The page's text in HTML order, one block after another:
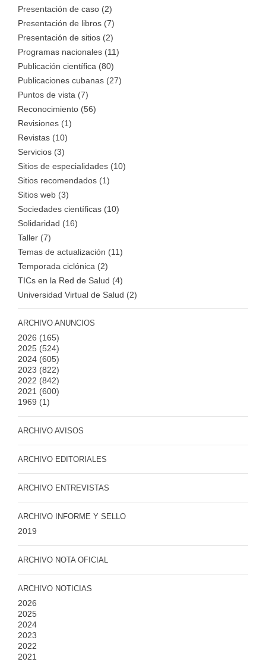
Presentación de caso (2)
Presentación de libros (7)
Presentación de sitios (2)
Programas nacionales (11)
Publicación científica (80)
Publicaciones cubanas (27)
Puntos de vista (7)
Reconocimiento (56)
Revisiones (1)
Revistas (10)
Servicios (3)
Sitios de especialidades (10)
Sitios recomendados (1)
Sitios web (3)
Sociedades científicas (10)
Solidaridad (16)
Taller (7)
Temas de actualización (11)
Temporada ciclónica (2)
TICs en la Red de Salud (4)
Universidad Virtual de Salud (2)
ARCHIVO ANUNCIOS
2026 (165)
2025 (524)
2024 (605)
2023 (822)
2022 (842)
2021 (600)
1969 (1)
ARCHIVO AVISOS
ARCHIVO EDITORIALES
ARCHIVO ENTREVISTAS
ARCHIVO INFORME Y SELLO
2019
ARCHIVO NOTA OFICIAL
ARCHIVO NOTICIAS
2026
2025
2024
2023
2022
2021